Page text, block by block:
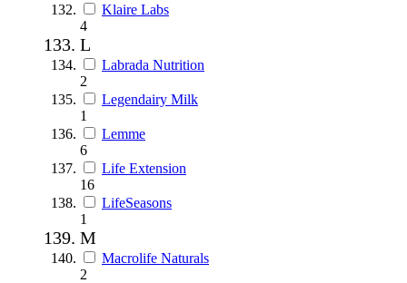
Klaire Labs
4
L
Labrada Nutrition
2
Legendairy Milk
1
Lemme
6
Life Extension
16
LifeSeasons
1
M
Macrolife Naturals
2